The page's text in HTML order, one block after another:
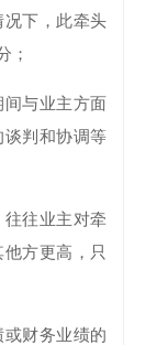
下，此牵头
；
与业主方面
判和协调等
往业主对牵
方更高，只
财务业绩的